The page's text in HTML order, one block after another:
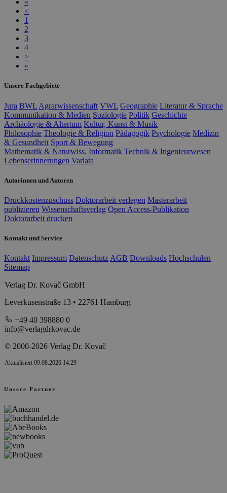
«
<
1
2
3
4
>
»
Unsere Fachgebiete
Jura BWL Agrarwissenschaft VWL Geographie Literatur & Sprache
Kommunikation & Medien Soziologie Politik Geschichte
Archäologie & Altertum Kultur, Kunst & Musik
Philosophie Theologie & Religion Pädagogik Psychologie Medizin
& Gesundheit Sport & Bewegung
Mathematik & Naturwiss. Informatik Technik & Ingenieurwesen
Lebenserinnerungen Variata
Autorinnen und Autoren
Druckkostenzuschuss Doktorarbeit verlegen Masterarbeit
publizieren Wissenschaftsverlag Open Access-Publikation
Doktorarbeit drucken
Kontakt und Service
Kontakt Impressum Datenschutz AGB Downloads Hochschulen
Sitemap
Verlag Dr. Kovač GmbH
Leverkusenstraße 13 • 22761 Hamburg
+49 40 398880 0
info@verlagdrkovac.de
© 2000-2026 Verlag Dr. Kovač
Aktualisiert 09.08.2026 14:29
Unsere Partner